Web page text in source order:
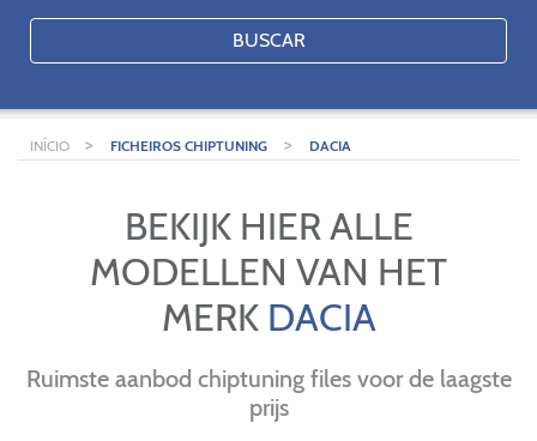
BUSCAR
INÍCIO > FICHEIROS CHIPTUNING > DACIA
BEKIJK HIER ALLE
MODELLEN VAN HET
MERK DACIA
Ruimste aanbod chiptuning files voor de laagste
prijs